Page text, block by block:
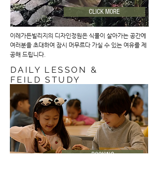
CLICK MORE
이레가든빌리지의 디자인정원은 식물이 살아가는 공간에
여러분을 초대하여 잠시 머무르다 가실 수 있는 여유를 제
공해 드립니다.
DAILY LESSON &
FEILD STUDY
BOOKING